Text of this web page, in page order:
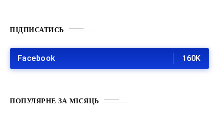
ПІДПИСАТИСЬ
Facebook 160K
ПОПУЛЯРНЕ ЗА МІСЯЦЬ